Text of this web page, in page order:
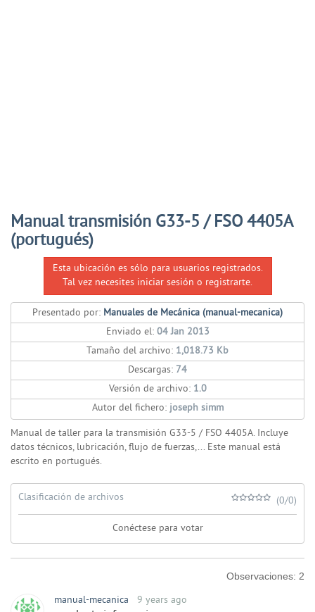
Manual transmisión G33-5 / FSO 4405A
(portugués)
Esta ubicación es sólo para usuarios registrados.
Tal vez necesites iniciar sesión o registrarte.
Presentado por: Manuales de Mecánica (manual-mecanica)
Enviado el: 04 Jan 2013
Tamaño del archivo: 1,018.73 Kb
Descargas: 74
Versión de archivo: 1.0
Autor del fichero: joseph simm
Manual de taller para la transmisión G33-5 / FSO 4405A. Incluye
datos técnicos, lubricación, flujo de fuerzas,... Este manual está
escrito en portugués.
Clasificación de archivos (0/0)
Conéctese para votar
Observaciones: 2
manual-mecanica 9 years ago